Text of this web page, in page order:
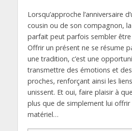
Lorsqu’approche l’anniversaire
cousin ou de son compagnon,
parfait peut parfois sembler
Offrir un présent ne se résume
une tradition, c’est une
transmettre des émotions et
proches, renforçant ainsi les
unissent. Et oui, faire plaisir à
plus que de simplement lui
matériel…